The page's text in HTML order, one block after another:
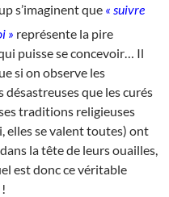
s’imaginent que « suivre
» représente la pire
puisse se concevoir… Il
si on observe les
désastreuses que les curés
traditions religieuses
elles se valent toutes) ont
la tête de leurs ouailles,
est donc ce véritable